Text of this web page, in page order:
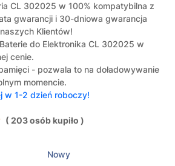
CL 302025 w 100% kompatybilna z
gwarancji i 30-dniowa gwarancja
Klientów!
do Elektronika CL 302025 w
cenie.
- pozwala to na doładowywanie
momencie.
w 1-2 dzień roboczy!
( 203 osób kupiło )
Nowy